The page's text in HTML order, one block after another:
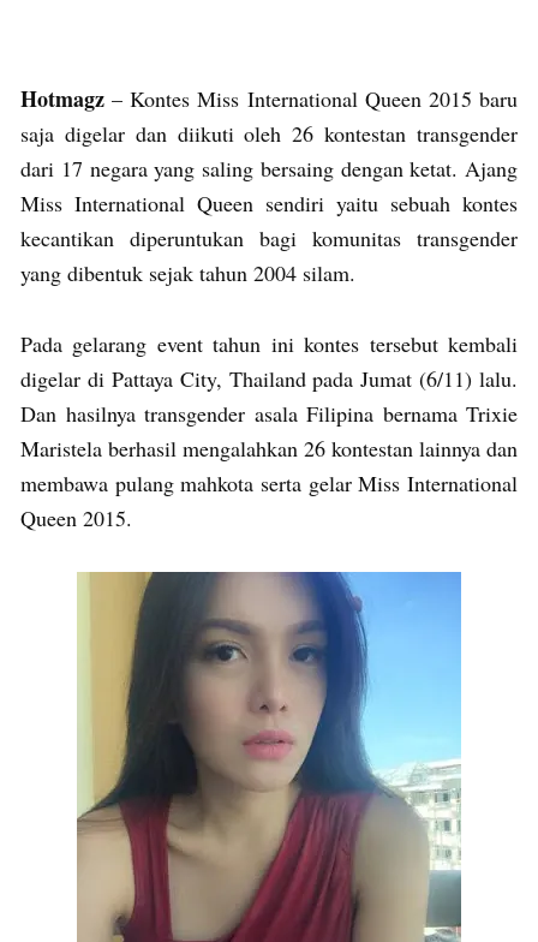
Hotmagz – Kontes Miss International Queen 2015 baru
saja digelar dan diikuti oleh 26 kontestan transgender
dari 17 negara yang saling bersaing dengan ketat. Ajang
Miss International Queen sendiri yaitu sebuah kontes
kecantikan diperuntukan bagi komunitas transgender
yang dibentuk sejak tahun 2004 silam.
Pada gelarang event tahun ini kontes tersebut kembali
digelar di Pattaya City, Thailand pada Jumat (6/11) lalu.
Dan hasilnya transgender asala Filipina bernama Trixie
Maristela berhasil mengalahkan 26 kontestan lainnya dan
membawa pulang mahkota serta gelar Miss International
Queen 2015.